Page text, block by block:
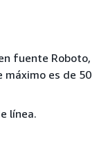
fuente Roboto,
máximo es de 50
línea.